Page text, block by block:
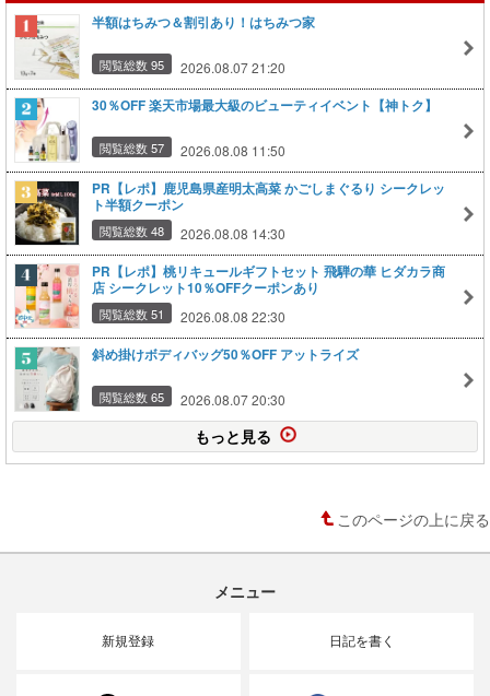
半額はちみつ＆割引あり！はちみつ家
閲覧総数 95 2026.08.07 21:20
30％OFF 楽天市場最大級のビューティイベント【神トク】
閲覧総数 57 2026.08.08 11:50
PR【レポ】鹿児島県産明太高菜 かごしまぐるり シークレッ
ト半額クーポン
閲覧総数 48 2026.08.08 14:30
PR【レポ】桃リキュールギフトセット 飛騨の華 ヒダカラ商
店 シークレット10％OFFクーポンあり
閲覧総数 51 2026.08.08 22:30
斜め掛けボディバッグ50％OFF アットライズ
閲覧総数 65 2026.08.07 20:30
もっと見る
このページの上に戻る
メニュー
新規登録 日記を書く